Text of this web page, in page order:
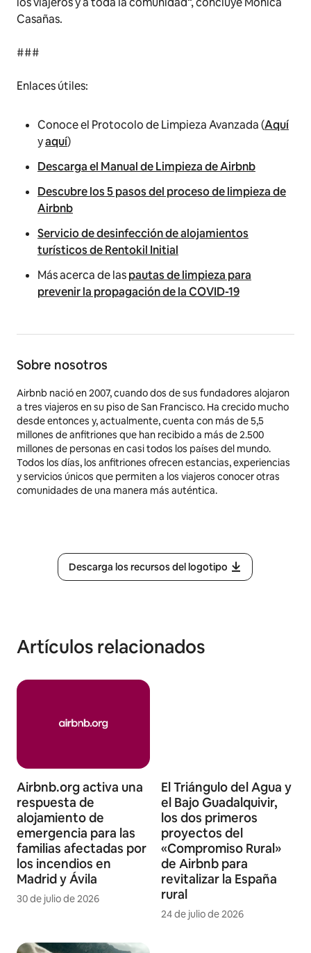
Casañas.
###
Enlaces útiles:
Conoce el Protocolo de Limpieza Avanzada (Aquí
yaquí)
Descarga el Manual de Limpieza de Airbnb
Descubre los 5 pasos del proceso de limpieza de
Airbnb
Servicio de desinfección de alojamientos
turísticos de Rentokil Initial
Más acerca de laspautas de limpieza para
prevenir la propagación de la COVID-19
Sobre nosotros
Airbnb nació en 2007, cuando dos de sus fundadores alojaron
a tres viajeros en su piso de San Francisco. Ha crecido mucho
desde entonces y, actualmente, cuenta con más de 5,5
millones de anfitriones que han recibido a más de 2.500
millones de personas en casi todos los países del mundo.
Todos los días, los anfitriones ofrecen estancias, experiencias
y servicios únicos que permiten a los viajeros conocer otras
comunidades de una manera más auténtica.
Descarga los recursos del logotipo
Artículos relacionados
Airbnb.org activa una
respuesta de
alojamiento de
emergencia para las
familias afectadas por
los incendios en
Madrid y Ávila
30 de julio de 2026
El Triángulo del Agua y
el Bajo Guadalquivir,
los dos primeros
proyectos del
«Compromiso Rural»
de Airbnb para
revitalizar la España
rural
24 de julio de 2026